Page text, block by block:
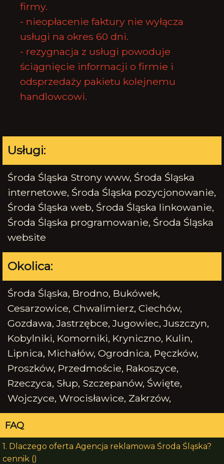
firmy.
- nieopłacenie faktury nie wyłącza
usługi na okres 60 dni.
- rezygnacja z usługi powoduje
ściągnięcie informacji o firmie i
odsprzedaży pakietu kolejnemu
handlowcowi.
Usługi:
Środa Śląska Strony www, Środa Śląska
internetowe, Środa Śląska pozycjonowanie,
Środa Śląska web, Środa Śląska linkowanie,
Środa Śląska programowanie, Środa Śląska
website
Okolica:
Środa Śląska, Brodno, Bukówek,
Cesarzowice, Chwalimierz, Ciechów,
Gozdawa, Jastrzębce, Jugowiec, Juszczyn,
Kobylniki, Komorniki, Kryniczno, Kulin,
Lipnica, Michałów, Ogrodnica, Pęczków,
Proszków, Przedmoście, Rakoszyce,
Rzeczyca, Słup, Szczepanów, Święte,
Wojczyce, Wrocisławice, Zakrzów,
FAQ
1. Dlaczego oferta Agencja reklamowa Środa Śląska?
cennik ()